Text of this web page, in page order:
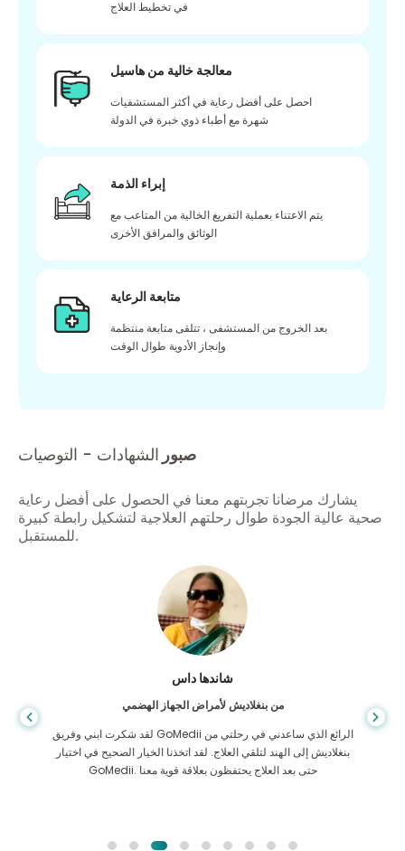
في تخطيط العلاج
معالجة خالية من هاسيل
احصل على أفضل رعاية في أكثر المستشفيات
شهرة مع أطباء ذوي خبرة في الدولة
إبراء الذمة
يتم الاعتناء بعملية التفريغ الخالية من المتاعب مع
الوثائق والمرافق الأخرى
متابعة الرعاية
بعد الخروج من المستشفى ، تتلقى متابعة منتظمة
وإنجاز الأدوية طوال الوقت
صبور الشهادات - التوصيات
يشارك مرضانا تجربتهم معنا في الحصول على أفضل رعاية
صحية عالية الجودة طوال رحلتهم العلاجية لتشكيل رابطة كبيرة
للمستقبل.
شاندها داس
من بنغلاديش لأمراض الجهاز الهضمي
لقد شكرت ابني وفريق GoMedii الرائع الذي ساعدني في رحلتي من
بنغلاديش إلى الهند لتلقي العلاج. لقد اتخذنا الخيار الصحيح في اختيار
GoMedii. حتى بعد العلاج يحتفظون بعلاقة قوية معنا